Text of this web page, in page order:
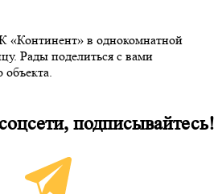
в однокомнатной
Рады поделиться с вами
подписывайтесь!